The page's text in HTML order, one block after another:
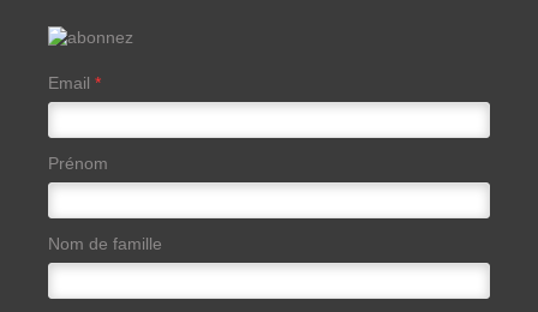
Email *
Prénom
Nom de famille